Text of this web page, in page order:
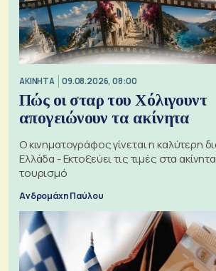
ΑΚΙΝΗΤΑ 09.08.2026, 08:00
Πώς οι σταρ του Χόλιγουντ
απογειώνουν τα ακίνητα
Ο κινηματογράφος γίνεται η καλύτερη
Ελλάδα - Εκτοξεύει τις τιμές στα
τουρισμό
Ανδρομάχη Παύλου